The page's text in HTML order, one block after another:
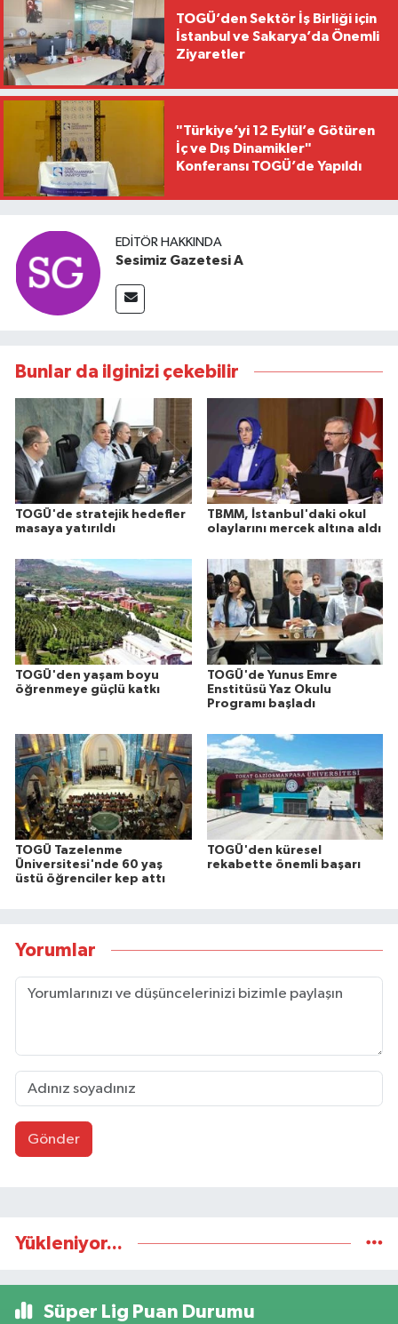
TOGÜ’den Sektör İş Birliği için
İstanbul ve Sakarya’da Önemli
Ziyaretler
"Türkiye’yi 12 Eylül’e Götüren
İç ve Dış Dinamikler"
Konferansı TOGÜ’de Yapıldı
EDITÖR HAKKINDA
Sesimiz Gazetesi A
Bunlar da ilginizi çekebilir
TOGÜ'de stratejik hedefler
masaya yatırıldı
TBMM, İstanbul'daki okul
olaylarını mercek altına aldı
TOGÜ'den yaşam boyu
öğrenmeye güçlü katkı
TOGÜ'de Yunus Emre
Enstitüsü Yaz Okulu
Programı başladı
TOGÜ Tazelenme
Üniversitesi'nde 60 yaş
üstü öğrenciler kep attı
TOGÜ'den küresel
rekabette önemli başarı
Yorumlar
Gönder
Yükleniyor...
Süper Lig Puan Durumu